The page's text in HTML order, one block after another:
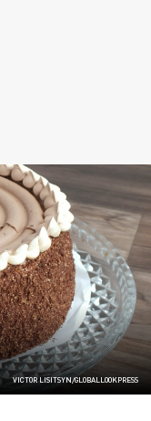
VICTOR LISITSYN/GLOBALLOOKPRESS